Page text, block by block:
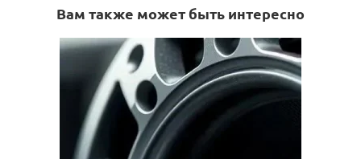
Вам также может быть интересно